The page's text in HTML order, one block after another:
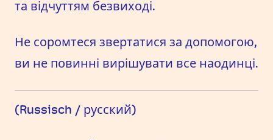
та відчуттям безвиході.
Не соромтеся звертатися за допомогою,
ви не повинні вирішувати все наодинці.
(Russisch / русский)